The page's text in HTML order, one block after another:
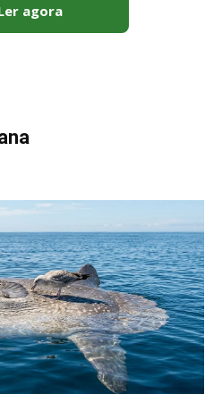
na superfície oceânica para
ectoparasitas